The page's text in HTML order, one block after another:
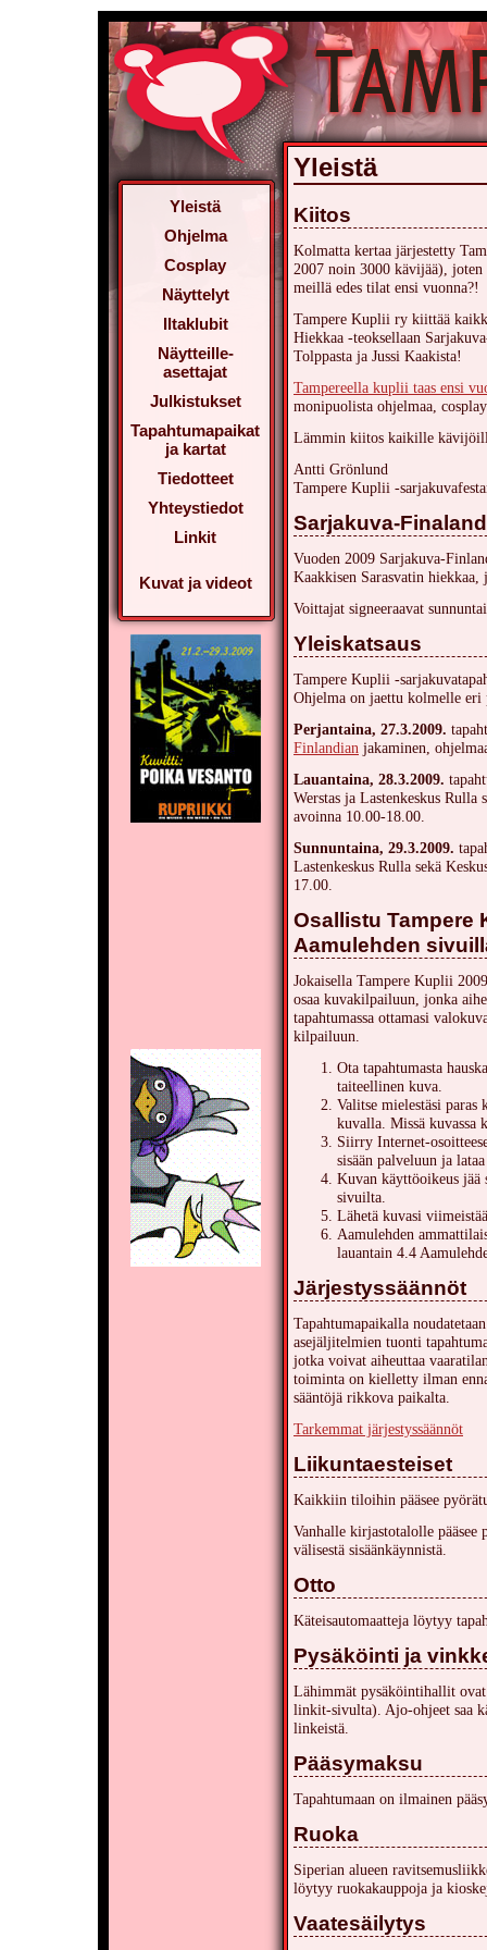
Yleistä
Ohjelma
Cosplay
Näyttelyt
Iltaklubit
Näytteille-
asettajat
Julkistukset
Tapahtumapaikat
ja kartat
Tiedotteet
Yhteystiedot
Linkit
Kuvat ja videot
Yleistä
Kiitos
Kolmatta kertaa järjestetty
2007 noin 3000 kävijää), joten
meillä edes tilat ensi vuonna?!
Tampere Kuplii ry kiittää
Hiekkaa -teoksellaan
Tolppasta ja Jussi Kaakista!
Tampereella kuplii taas ensi
monipuolista ohjelmaa,
Lämmin kiitos kaikille
Antti Grönlund
Tampere Kuplii -
Sarjakuva-
Vuoden 2009 Sarjakuva-
Kaakkisen Sarasvatin
Voittajat signeeraavat
Yleiskatsaus
Tampere Kuplii -
Ohjelma on jaettu kolmelle
Perjantaina, 27.3.2009.
Finlandian jakaminen,
Lauantaina, 28.3.2009.
Werstas ja Lastenkeskus Rulla
avoinna 10.00-18.00.
Sunnuntaina, 29.3.2009.
Lastenkeskus Rulla sekä
17.00.
Osallistu Tampere
Aamulehden
Jokaisella Tampere Kuplii
osaa kuvakilpailuun, jonka
tapahtumassa ottamasi
kilpailuun.
Ota tapahtumasta
taiteellinen kuva.
Valitse mielestäsi
kuvalla. Missä kuvassa
Siirry Internet-
sisään palveluun ja
Kuvan käyttöoikeus
sivuilta.
Lähetä kuvasi
Aamulehden
lauantain 4.4
Järjestyssäännöt
Tapahtumapaikalla
asejäljitelmien tuonti
jotka voivat aiheuttaa
toiminta on kielletty ilman
sääntöjä rikkova paikalta.
Tarkemmat järjestyssäännöt
Liikuntaesteiset
Kaikkiin tiloihin pääsee
Vanhalle kirjastotalolle
välisestä sisäänkäynnistä.
Otto
Käteisautomaatteja löytyy
Pysäköinti ja
Lähimmät pysäköintihallit
linkit-sivulta). Ajo-ohjeet saa
linkeistä.
Pääsymaksu
Tapahtumaan on ilmainen
Ruoka
Siperian alueen
löytyy ruokakauppoja ja
Vaatesäilytys